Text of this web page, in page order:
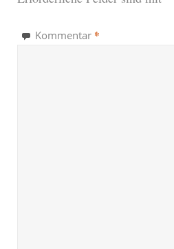
Kommentar *